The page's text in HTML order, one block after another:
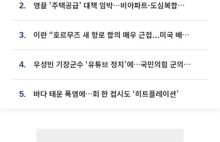
2. 영끌 '주택공급' 대책 임박⋯비아파트·도심복합까지 총동원
3. 이란 “호르무즈 새 항로 합의 매우 근접...미국 배상 먼저”
4. 우성빈 기장군수 ‘유튜브 정치’에…국민의힘 군의원들 집단 반발
5. 바다 태운 폭염에…회 한 접시도 ‘히트플레이션’